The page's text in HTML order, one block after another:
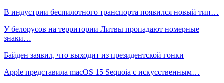
В индустрии беспилотного транспорта появился новый тип…
У белорусов на территории Литвы пропадают номерные
знаки…
Байден заявил, что выходит из президентской гонки
Apple представила macOS 15 Sequoia с искусственным…